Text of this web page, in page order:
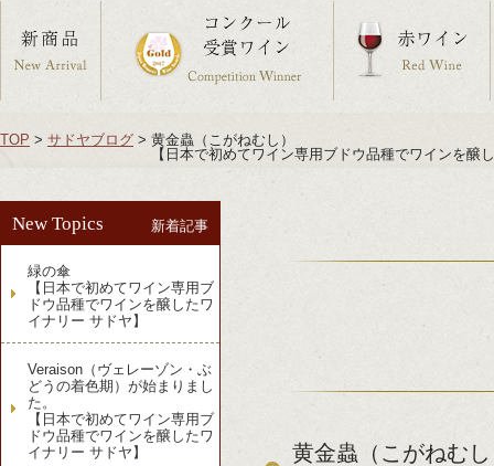
TOP > サドヤブログ > 黄金蟲（こがねむし）
【日本で初めてワイン専用ブドウ品種でワインを醸
黄金蟲（こがねむ
New Topics 新着記事
緑の傘
【日本で初めてワイン専用ブ
ドウ品種でワインを醸したワ
イナリー サドヤ】
Veraison（ヴェレーゾン・ぶ
どうの着色期）が始まりまし
た。
【日本で初めてワイン専用ブ
ドウ品種でワインを醸したワ
イナリー サドヤ】